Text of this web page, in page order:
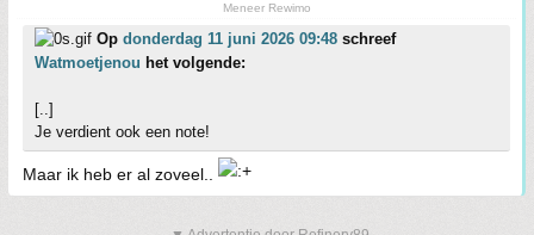
Meneer Rewimo
Op donderdag 11 juni 2026 09:48 schreef
Watmoetjenou het volgende:
[..]
Je verdient ook een note!
Maar ik heb er al zoveel..